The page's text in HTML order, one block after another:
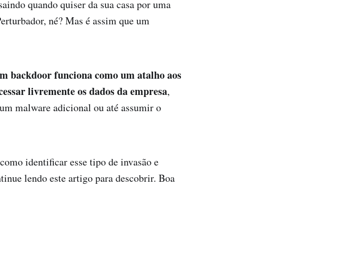
quando quiser da sua casa por uma
né? Mas é assim que um
backdoor funciona como um atalho aos
livremente os dados da empresa,
malware adicional ou até assumir o
identificar esse tipo de invasão e
lendo este artigo para descobrir. Boa